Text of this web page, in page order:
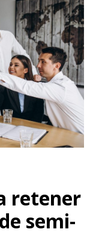
retener
semi-